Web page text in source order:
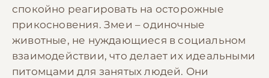
спокойно реагировать на осторожные
прикосновения. Змеи – одиночные
животные, не нуждающиеся в социальном
взаимодействии, что делает их идеальными
питомцами для занятых людей. Они